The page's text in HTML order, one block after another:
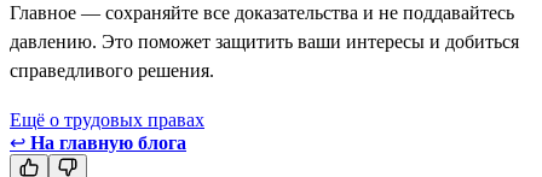
Главное — сохраняйте все доказательства и не поддавайтесь
давлению. Это поможет защитить ваши интересы и добиться
справедливого решения.
Ещё о трудовых правах
↩ На главную блога